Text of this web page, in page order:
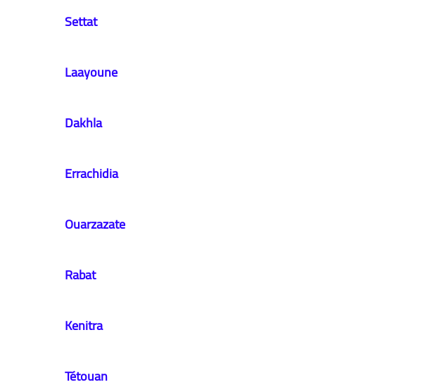
​Settat
​Laayoune
​Dakhla
​Errachidia
​Ouarzazate
​Rabat
​Kenitra
​Tétouan